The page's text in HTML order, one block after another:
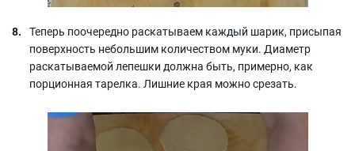
Теперь поочередно раскатываем каждый шарик, присыпая
поверхность небольшим количеством муки. Диаметр
раскатываемой лепешки должна быть, примерно, как
порционная тарелка. Лишние края можно срезать.